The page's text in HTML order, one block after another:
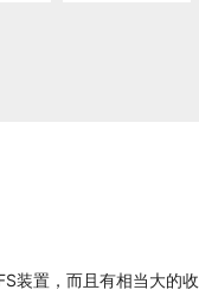
装置，而且有相当大的收